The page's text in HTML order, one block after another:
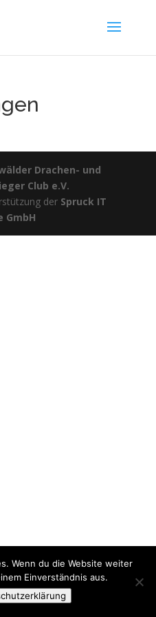
Drachen- und
Club e.V.
der Spruck IT
GmbH
Wenn du die Website weiter
Einverständnis aus.